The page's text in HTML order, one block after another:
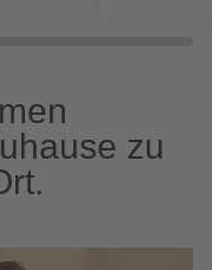
zu